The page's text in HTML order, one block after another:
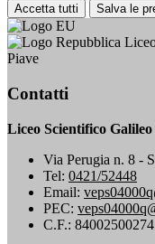
Accetta tutti Salva le
Piave
Contatti
Liceo Scientifico
Via Perugia n. 8 -
Tel: 0421/52448
Email:
PEC:
C.F.: 84002500274